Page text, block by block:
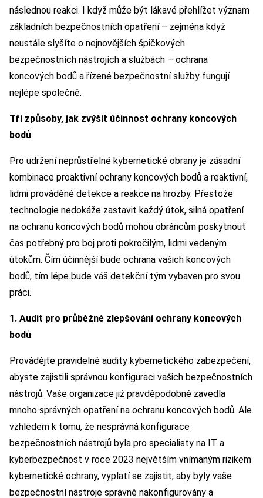
následnou reakci. I když může být lákavé přehlížet význam
základních bezpečnostních opatření – zejména když
neustále slyšíte o nejnovějších špičkových
bezpečnostních nástrojích a službách – ochrana
koncových bodů a řízené bezpečnostní služby fungují
nejlépe společně.
Tři způsoby, jak zvýšit účinnost ochrany koncových
bodů
Pro udržení neprůstřelné kybernetické obrany je zásadní
kombinace proaktivní ochrany koncových bodů a reaktivní,
lidmi prováděné detekce a reakce na hrozby. Přestože
technologie nedokáže zastavit každý útok, silná opatření
na ochranu koncových bodů mohou obráncům poskytnout
čas potřebný pro boj proti pokročilým, lidmi vedeným
útokům. Čím účinnější bude ochrana vašich koncových
bodů, tím lépe bude váš detekční tým vybaven pro svou
práci.
1. Audit pro průběžné zlepšování ochrany koncových
bodů
Provádějte pravidelné audity kybernetického zabezpečení,
abyste zajistili správnou konfiguraci vašich bezpečnostních
nástrojů. Vaše organizace již pravděpodobně zavedla
mnoho správných opatření na ochranu koncových bodů. Ale
vzhledem k tomu, že nesprávná konfigurace
bezpečnostních nástrojů byla pro specialisty na IT a
kyberbezpečnost v roce 2023 největším vnímaným rizikem
kybernetické ochrany, vyplatí se zajistit, aby byly vaše
bezpečnostní nástroje správně nakonfigurovány a